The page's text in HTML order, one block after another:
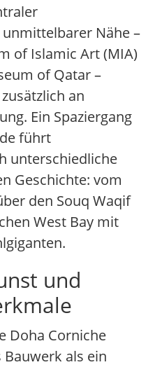
Nähe –
of Islamic Art (MIA)
of Qatar –
an
Ein Spaziergang
führt
unterschiedliche
Geschichte: vom
den Souq Waqif
West Bay mit
und
Doha Corniche
als ein